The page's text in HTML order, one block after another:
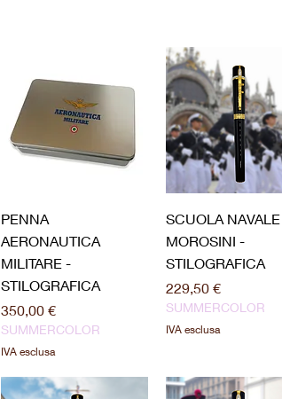
Vista rapida
PENNA
AERONAUTICA
MILITARE -
STILOGRAFICA
Prezzo
350,00 €
SUMMERCOLOR
IVA esclusa
Vista rapida
SCUOLA NAVALE
MOROSINI -
STILOGRAFICA
Prezzo
229,50 €
SUMMERCOLOR
IVA esclusa